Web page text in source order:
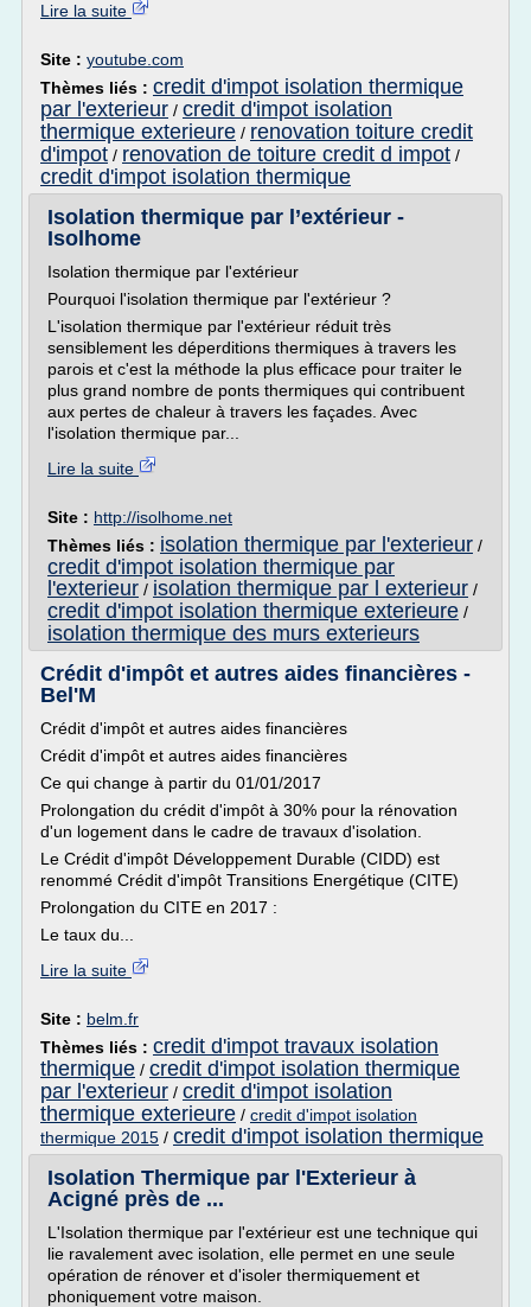
Lire la suite
Site : youtube.com
Thèmes liés : credit d'impot isolation thermique
par l'exterieur / credit d'impot isolation
thermique exterieure / renovation toiture credit
d'impot / renovation de toiture credit d impot /
credit d'impot isolation thermique
Isolation thermique par l’extérieur -
Isolhome
Isolation thermique par l'extérieur
Pourquoi l'isolation thermique par l'extérieur ?
L'isolation thermique par l'extérieur réduit très
sensiblement les déperditions thermiques à travers les
parois et c'est la méthode la plus efficace pour traiter le
plus grand nombre de ponts thermiques qui contribuent
aux pertes de chaleur à travers les façades. Avec
l'isolation thermique par...
Lire la suite
Site : http://isolhome.net
Thèmes liés : isolation thermique par l'exterieur /
credit d'impot isolation thermique par
l'exterieur / isolation thermique par l exterieur /
credit d'impot isolation thermique exterieure /
isolation thermique des murs exterieurs
Crédit d'impôt et autres aides financières -
Bel'M
Crédit d'impôt et autres aides financières
Crédit d'impôt et autres aides financières
Ce qui change à partir du 01/01/2017
Prolongation du crédit d'impôt à 30% pour la rénovation
d'un logement dans le cadre de travaux d'isolation.
Le Crédit d'impôt Développement Durable (CIDD) est
renommé Crédit d'impôt Transitions Energétique (CITE)
Prolongation du CITE en 2017 :
Le taux du...
Lire la suite
Site : belm.fr
Thèmes liés : credit d'impot travaux isolation
thermique / credit d'impot isolation thermique
par l'exterieur / credit d'impot isolation
thermique exterieure / credit d'impot isolation
thermique 2015 / credit d'impot isolation thermique
Isolation Thermique par l'Exterieur à
Acigné près de ...
L'Isolation thermique par l'extérieur est une technique qui
lie ravalement avec isolation, elle permet en une seule
opération de rénover et d'isoler thermiquement et
phoniquement votre maison.